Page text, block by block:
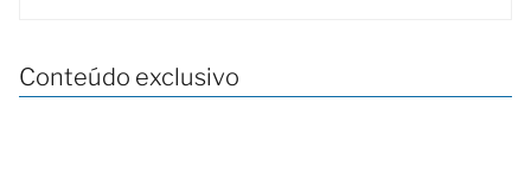
Conteúdo exclusivo